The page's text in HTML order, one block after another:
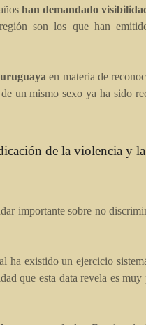
han demandado
son los que han
en materia de
un mismo sexo ya ha sido
de la violencia y la
importante sobre no
ha existido un ejercicio
que esta data revela es muy